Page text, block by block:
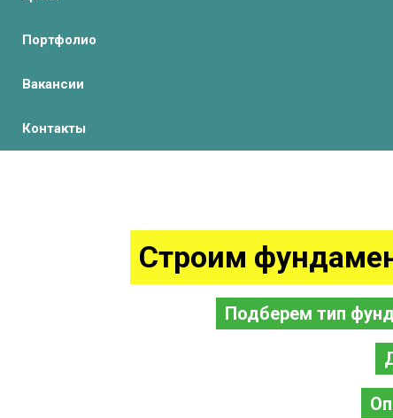
Портфолио
Вакансии
Контакты
Строим
Подберем тип